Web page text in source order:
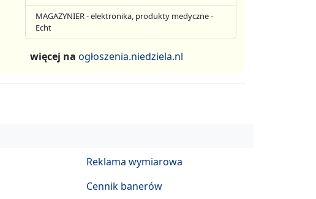
MAGAZYNIER - elektronika, produkty medyczne -
Echt
więcej na ogłoszenia.niedziela.nl
Reklama wymiarowa
Cennik banerów